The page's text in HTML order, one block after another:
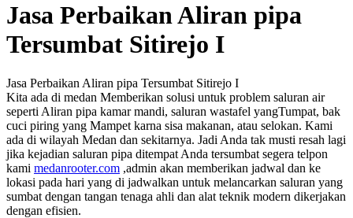
Jasa Perbaikan Aliran pipa
Tersumbat Sitirejo I
Jasa Perbaikan Aliran pipa Tersumbat Sitirejo I
Kita ada di medan Memberikan solusi untuk problem saluran air
seperti Aliran pipa kamar mandi, saluran wastafel yangTumpat, bak
cuci piring yang Mampet karna sisa makanan, atau selokan. Kami
ada di wilayah Medan dan sekitarnya. Jadi Anda tak musti resah lagi
jika kejadian saluran pipa ditempat Anda tersumbat segera telpon
kami medanrooter.com ,admin akan memberikan jadwal dan ke
lokasi pada hari yang di jadwalkan untuk melancarkan saluran yang
sumbat dengan tangan tenaga ahli dan alat teknik modern dikerjakan
dengan efisien.